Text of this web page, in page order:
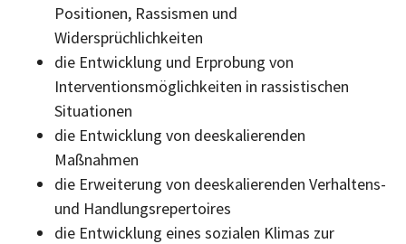
Positionen, Rassismen und
Widersprüchlichkeiten
die Entwicklung und Erprobung von
Interventionsmöglichkeiten in rassistischen
Situationen
die Entwicklung von deeskalierenden
Maßnahmen
die Erweiterung von deeskalierenden Verhaltens-
und Handlungsrepertoires
die Entwicklung eines sozialen Klimas zur